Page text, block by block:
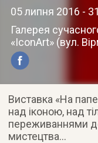
05 липня 2016 -
Галерея
«IconArt» (вул.
Виставка «На
над іконою, над
переживаннями
мистецтва…